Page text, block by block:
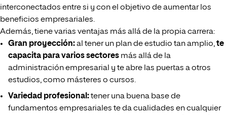
interconectados entre si y con el objetivo de aumentar los
beneficios empresariales.
Además, tiene varias ventajas más allá de la propia carrera:
Gran proyección:al tener un plan de estudio tan amplio,te
capacita para varios sectores más allá de la
administración empresarial y te abre las puertas a otros
estudios, como másteres o cursos.
Variedad profesional:tener una buena base de
fundamentos empresariales te da cualidades en cualquier